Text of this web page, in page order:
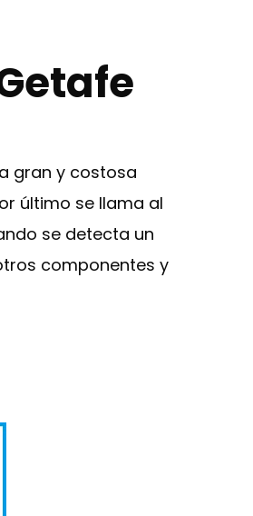
gran y costosa
último se llama al
se detecta un
componentes y